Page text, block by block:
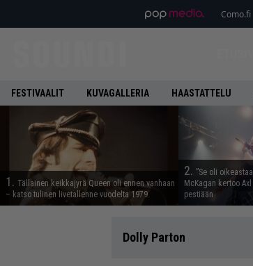
Como.fi
FESTIVAALIT KUVAGALLERIA HAASTATTELU
1. Tällainen keikkajyrä Queen oli ennen vanhaan
– katso tulinen livetallenne vuodelta 1979
2. ”Se oli
McKagan kertoo
pestiään
Dolly Parton